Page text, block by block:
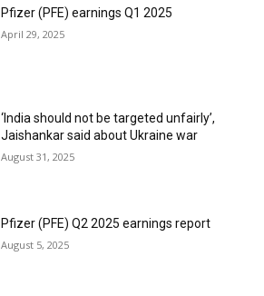
Pfizer (PFE) earnings Q1 2025
April 29, 2025
‘India should not be targeted unfairly’,
Jaishankar said about Ukraine war
August 31, 2025
Pfizer (PFE) Q2 2025 earnings report
August 5, 2025